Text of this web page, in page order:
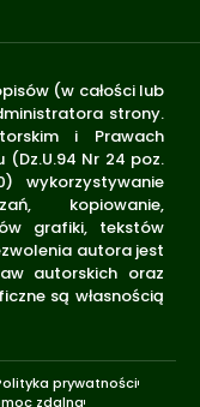
(w całości lub
strony.
i Prawach
Nr 24 poz.
wykorzystywanie
kopiowanie,
grafiki, tekstów
autora jest
autorskich oraz
są własnością
prywatności
zdalna